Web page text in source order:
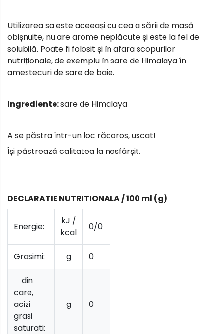
Utilizarea sa este aceeași cu cea a sării de masă
obișnuite, nu are arome neplăcute și este la fel de
solubilă. Poate fi folosit și în afara scopurilor
nutriționale, de exemplu în sare de Himalaya în
amestecuri de sare de baie.
Ingrediente:sare de Himalaya
A se păstra într-un loc răcoros, uscat!
Își păstrează calitatea la nesfârșit.
DECLARATIE NUTRITIONALA / 100 ml (g)
Energie:
kJ /
kcal
0/0
Grasimi: g 0
din
care,
acizi
grasi
saturati:
g 0